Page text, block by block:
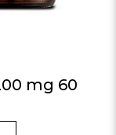
mg 60